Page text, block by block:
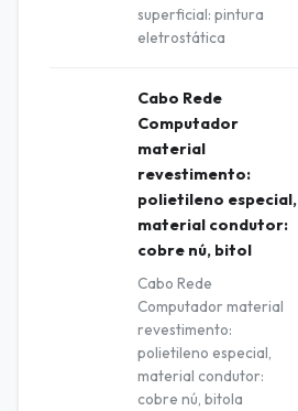
superficial: pintura
eletrostática
Cabo Rede
Computador
material
revestimento:
polietileno especial,
material condutor:
cobre nú, bitol
Cabo Rede
Computador material
revestimento:
polietileno especial,
material condutor:
cobre nú, bitola